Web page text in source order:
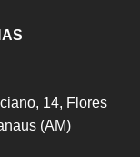
14, Flores
(AM)